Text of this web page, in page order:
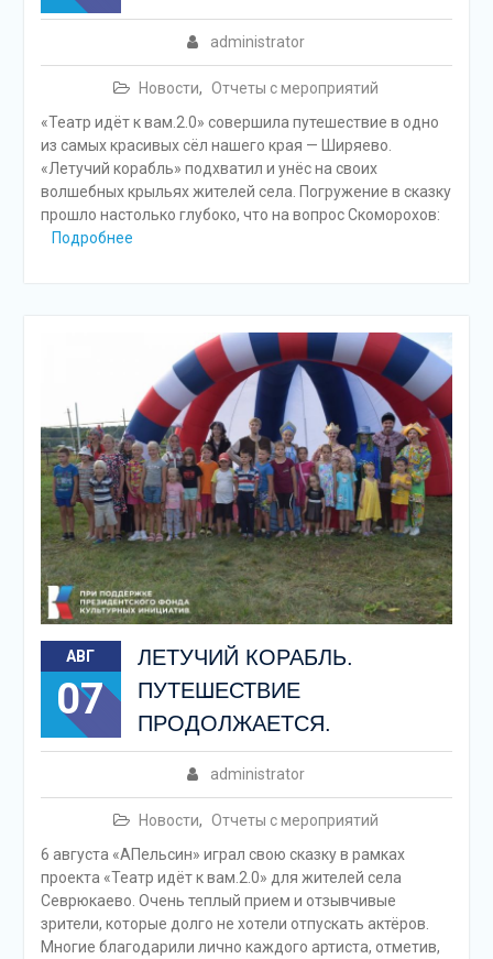
administrator
Новости, Отчеты с мероприятий
«Театр идёт к вам.2.0» совершила путешествие в одно
из самых красивых сёл нашего края — Ширяево.
«Летучий корабль» подхватил и унёс на своих
волшебных крыльях жителей села. Погружение в сказку
прошло настолько глубоко, что на вопрос Скоморохов:
Подробнее
АВГ
07
ЛЕТУЧИЙ КОРАБЛЬ.
ПУТЕШЕСТВИЕ
ПРОДОЛЖАЕТСЯ.
administrator
Новости, Отчеты с мероприятий
6 августа «АПельсин» играл свою сказку в рамках
проекта «Театр идёт к вам.2.0» для жителей села
Севрюкаево. Очень теплый прием и отзывчивые
зрители, которые долго не хотели отпускать актёров.
Многие благодарили лично каждого артиста, отметив,